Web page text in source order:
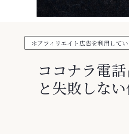
＊アフィリエイト広告を利用して
ココナラ電
と失敗しな